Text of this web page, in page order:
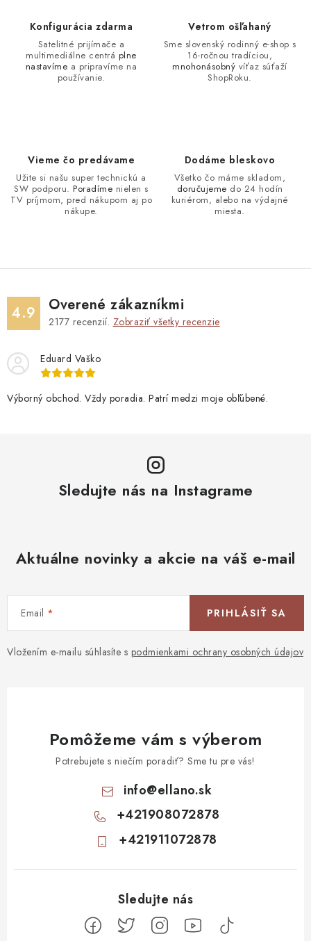
Konfigurácia zdarma
Satelitné prijímače a
multimediálne centrá plne
nastavíme a pripravíme na
používanie.
Vetrom ošľahaný
Sme slovenský rodinný e-shop s
16-ročnou tradíciou,
mnohonásobný víťaz súťaží
ShopRoku.
Vieme čo predávame
Užite si našu super technickú a
SW podporu. Poradíme nielen s
TV príjmom, pred nákupom aj po
nákupe.
Dodáme bleskovo
Všetko čo máme skladom,
doručujeme do 24 hodín
kuriérom, alebo na výdajné
miesta.
4.9 Overené zákazníkmi
2177 recenzií. Zobraziť všetky recenzie
Eduard Vaško
Výborný obchod. Vždy poradia. Patrí medzi moje obľúbené.
Sledujte nás na Instagrame
Aktuálne novinky a akcie na váš e-mail
Email
Vložením e-mailu súhlasíte s podmienkami ochrany osobných údajov
PRIHLÁSIŤ SA
Pomôžeme vám s výberom
Potrebujete s niečím poradiť? Sme tu pre vás!
info@ellano.sk
+421908072878
+421911072878